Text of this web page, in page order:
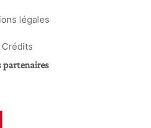
légales
Crédits
partenaires